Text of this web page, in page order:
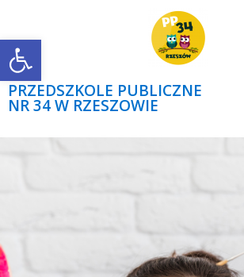
Open toolbar
PRZEDSZKOLE PUBLICZNE
NR 34 W RZESZOWIE